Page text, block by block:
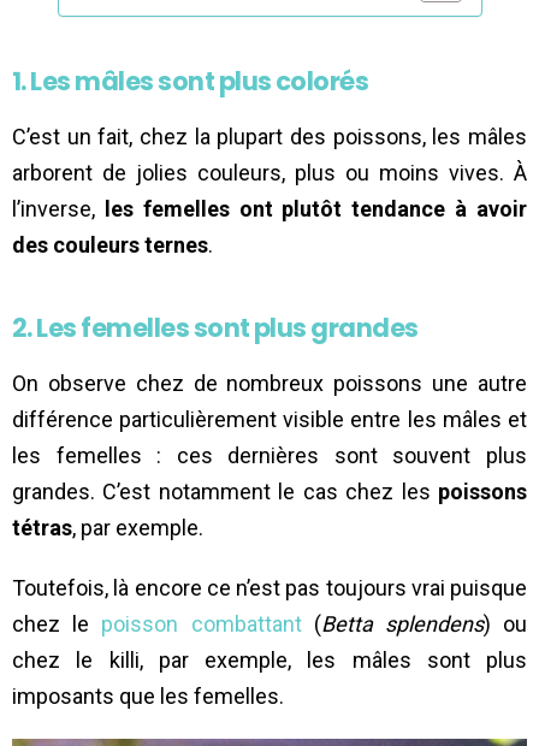
1. Les mâles sont plus colorés
C’est un fait, chez la plupart des poissons, les mâles
arborent de jolies couleurs, plus ou moins vives. À
l’inverse,
les femelles ont plutôt tendance à avoir
des couleurs ternes.
2. Les femelles sont plus grandes
On observe chez de nombreux poissons une autre
différence particulièrement visible entre les mâles et
les femelles : ces dernières sont souvent plus
grandes. C’est notamment le cas chez les poissons
tétras, par exemple.
Toutefois, là encore ce n’est pas toujours vrai puisque
chez le poisson combattant(Betta splendens) ou
chez le killi, par exemple, les mâles sont plus
imposants que les femelles.